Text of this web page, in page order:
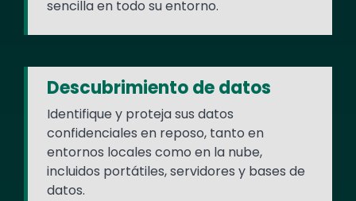
sencilla en todo su entorno.
Descubrimiento de datos
Identifique y proteja sus datos
confidenciales en reposo, tanto en
entornos locales como en la nube,
incluidos portátiles, servidores y bases de
datos.